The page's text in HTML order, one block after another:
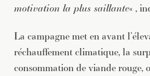
motivation la plus saillante« ,
La campagne met en avant
réchauffement climatique, la
consommation de viande rouge,